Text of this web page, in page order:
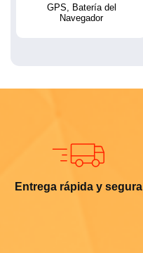
GPS, Batería del
Navegador
Entrega rápida y segura